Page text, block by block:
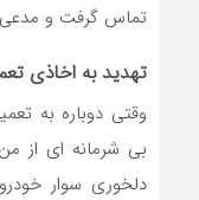
تماس گرفت و مدعی
تهدید به اخاذی
وقتی دوباره به
بی شرمانه ای از
دلخوری سوار